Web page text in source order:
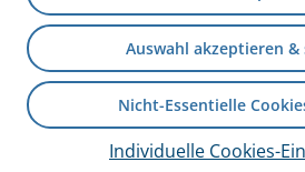
Auswahl akzeptieren &
Nicht-Essentielle
Individuelle Cookies-